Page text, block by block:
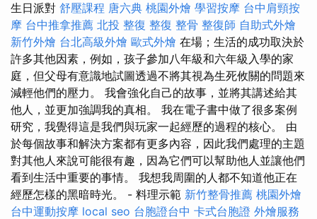
生日派對 舒壓課程 唐六典 桃園外燴 學習按摩 台中肩頸按
摩 台中推拿推薦 北投 整復 整復 整骨 整復師 自助式外燴
新竹外燴 台北高級外燴 歐式外燴 在場；生活的成功取決於
許多其他因素，例如，孩子參加八年級和六年級入學的家
庭，但父母有意識地試圖透過不將其視為生死攸關的問題來
減輕他們的壓力。 我會強化自己的故事，並將其講述給其
他人，並更加強調我的真相。 我在電子書中做了很多案例
研究，我覺得這是我們與玩家一起經歷的過程的核心。 由
於每個故事和解決方案都有更多內容，因此我們處理的主題
對其他人來說可能很有趣，因為它們可以幫助他人並讓他們
看到生活中重要的事情。 我想我周圍的人都不知道他正在
經歷怎樣的黑暗時光。 - 料理示範 新竹整骨推薦 桃園外燴
台中運動按摩 local seo 台胞證台中 卡式台胞證 外燴服務